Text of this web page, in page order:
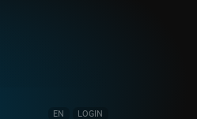
EN LOGIN